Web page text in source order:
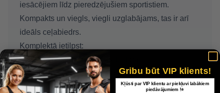
iesācējiem līdz pieredzējušiem sportistiem.
Kompakts un viegls, viegli uzglabājams, tas ir arī
ideāls ceļabiedrs.
Komplektā ietilpst:
dzeltena gumija / 4,5 kg pretestība
zila gumija / 9,1 kg pretestība
sarkana gumija / 13,6 kg pretestība
Gribu būt VIP klients!
Kļūsti par VIP klientu ar piekļuvi labākiem
piedāvājumiem !⭐